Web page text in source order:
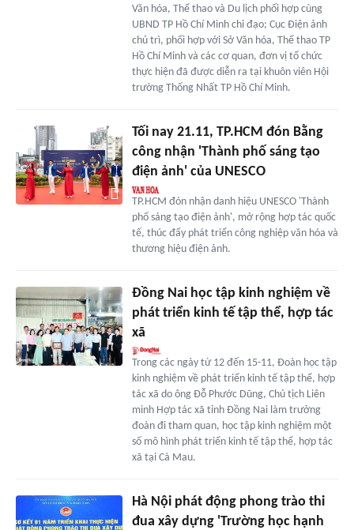
Văn hóa, Thể thao và Du lịch phối hợp cùng
UBND TP Hồ Chí Minh chỉ đạo; Cục Điện ảnh
chủ trì, phối hợp với Sở Văn hóa, Thể thao TP
Hồ Chí Minh và các cơ quan, đơn vị tổ chức
thực hiện đã được diễn ra tại khuôn viên Hội
trường Thống Nhất TP Hồ Chí Minh.
Tối nay 21.11, TP.HCM đón Bằng
công nhận 'Thành phố sáng tạo
điện ảnh' của UNESCO
TP.HCM đón nhận danh hiệu UNESCO 'Thành
phố sáng tạo điện ảnh', mở rộng hợp tác quốc
tế, thúc đẩy phát triển công nghiệp văn hóa và
thương hiệu điện ảnh.
Đồng Nai học tập kinh nghiệm về
phát triển kinh tế tập thể, hợp tác
xã
Trong các ngày từ 12 đến 15-11, Đoàn học tập
kinh nghiệm về phát triển kinh tế tập thể, hợp
tác xã do ông Đỗ Phước Dũng, Chủ tịch Liên
minh Hợp tác xã tỉnh Đồng Nai làm trưởng
đoàn đi tham quan, học tập kinh nghiệm một
số mô hình phát triển kinh tế tập thể, hợp tác
xã tại Cà Mau.
Hà Nội phát động phong trào thi
đua xây dựng 'Trường học hạnh